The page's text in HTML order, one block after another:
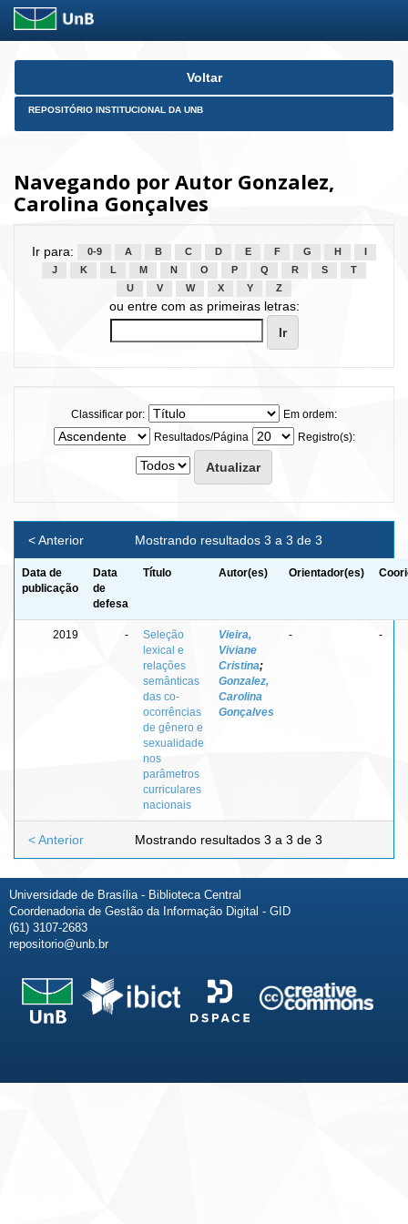
Skip
Voltar
REPOSITÓRIO INSTITUCIONAL DA UNB
Navegando por Autor Gonzalez,
Carolina Gonçalves
Ir para: 0-9 A B C D E F G H
J
K L M N O P Q R S
T
U
V W X Y Z
ou entre com as primeiras letras:
Classificar por:
Em ordem:
Resultados/Página
Registro(s):
Mostrando resultados 3 a 3 de 3
< Anterior
Data de
publicação
Data
de
defesa
Título Autor(es) Orientador(es)
2019 -
Seleção
lexical e
relações
semânticas
das co-
ocorrências
de gênero e
sexualidade
nos
parâmetros
curriculares
nacionais
Vieira,
Viviane
Cristina;
Gonzalez,
Carolina
Gonçalves
- -
Mostrando resultados 3 a 3 de 3
< Anterior
Universidade de Brasília - Biblioteca Central
Coordenadoria de Gestão da Informação Digital - GID
(61) 3107-2683
repositorio@unb.br